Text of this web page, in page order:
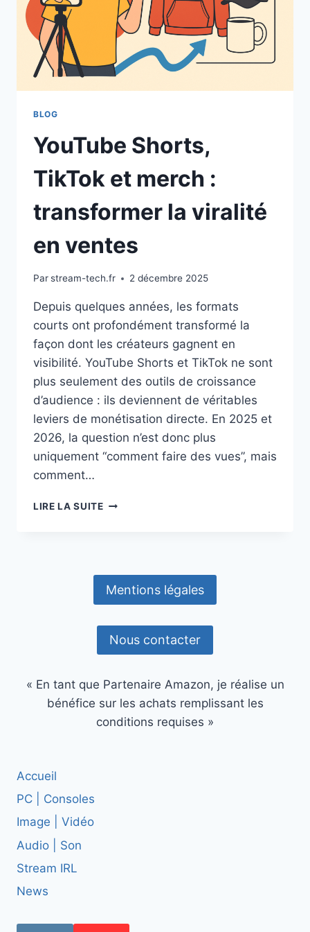
BLOG
YouTube Shorts,
TikTok et merch :
transformer la viralité
en ventes
Parstream-tech.fr 2 décembre 2025
Depuis quelques années, les formats
courts ont profondément transformé la
façon dont les créateurs gagnent en
visibilité. YouTube Shorts et TikTok ne sont
plus seulement des outils de croissance
d’audience : ils deviennent de véritables
leviers de monétisation directe. En 2025 et
2026, la question n’est donc plus
uniquement “comment faire des vues”, mais
comment…
LIRE LA SUITEYOUTUBE
:
TRANSFORMER
LA
EN
VENTES
Mentions légales
Nous contacter
« En tant que Partenaire Amazon, je réalise un
bénéfice sur les achats remplissant les
conditions requises »
Accueil
PC | Consoles
Image | Vidéo
Audio | Son
Stream IRL
News